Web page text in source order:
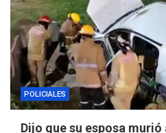
POLICIALES
Dijo que su esposa